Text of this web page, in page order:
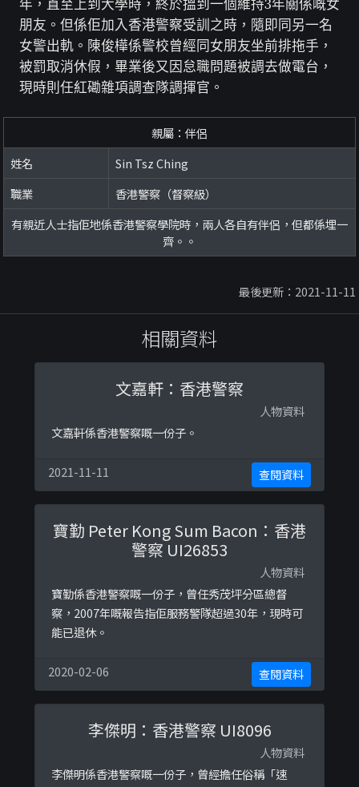
年，直至上到大學時，終於搵到一個維持3年關係嘅女
朋友。但係佢加入香港警察受訓之時，隨即同另一名
女警出軌。陳俊樺係警校曾經同女朋友坐前排拖手，
被罰取消休假，畢業後又因怠職問題被調去做電台，
現時則任紅磡雜項調查隊調揮官。
親屬：伴侶
姓名
Sin Tsz Ching
職業
香港警察（督察級）
有親近人士指佢地係香港警察學院時，兩人各自有伴侶，但都係埋一
齊。。
最後更新：2021-11-11
相關資料
文嘉軒：香港警察
人物資料
文嘉軒係香港警察嘅一份子。
2021-11-11 查閱資料
寶勤 Peter Kong Sum Bacon：香港
警察 UI26853
人物資料
寶勤係香港警察嘅一份子，曾任秀茂坪分區總督
察，2007年嘅報告指佢服務警隊超過30年，現時可
能已退休。
2020-02-06 查閱資料
李傑明：香港警察 UI8096
人物資料
李傑明係香港警察嘅一份子，曾經擔任俗稱「速